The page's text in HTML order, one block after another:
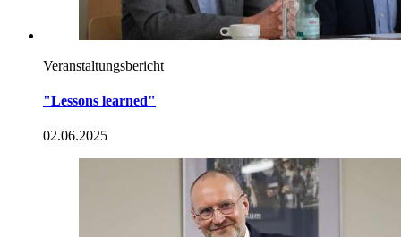
Veranstaltungsbericht
"Lessons learned"
02.06.2025